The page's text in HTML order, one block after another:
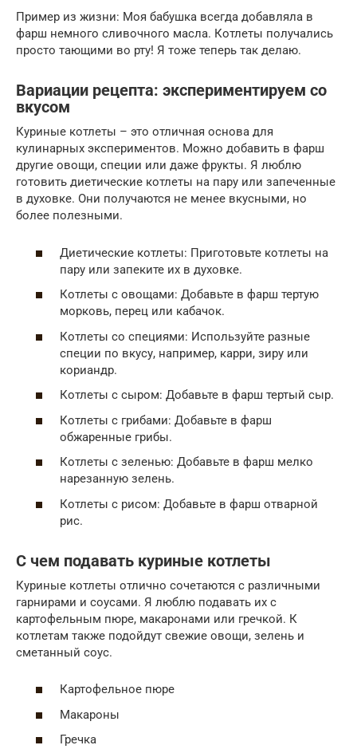
Пример из жизни: Моя бабушка всегда добавляла в
фарш немного сливочного масла. Котлеты получались
просто тающими во рту! Я тоже теперь так делаю.
Вариации рецепта: экспериментируем со
вкусом
Куриные котлеты – это отличная основа для
кулинарных экспериментов. Можно добавить в фарш
другие овощи, специи или даже фрукты. Я люблю
готовить диетические котлеты на пару или запеченные
в духовке. Они получаются не менее вкусными, но
более полезными.
Диетические котлеты: Приготовьте котлеты на
пару или запеките их в духовке.
Котлеты с овощами: Добавьте в фарш тертую
морковь, перец или кабачок.
Котлеты со специями: Используйте разные
специи по вкусу, например, карри, зиру или
кориандр.
Котлеты с сыром: Добавьте в фарш тертый сыр.
Котлеты с грибами: Добавьте в фарш
обжаренные грибы.
Котлеты с зеленью: Добавьте в фарш мелко
нарезанную зелень.
Котлеты с рисом: Добавьте в фарш отварной
рис.
С чем подавать куриные котлеты
Куриные котлеты отлично сочетаются с различными
гарнирами и соусами. Я люблю подавать их с
картофельным пюре, макаронами или гречкой. К
котлетам также подойдут свежие овощи, зелень и
сметанный соус.
Картофельное пюре
Макароны
Гречка